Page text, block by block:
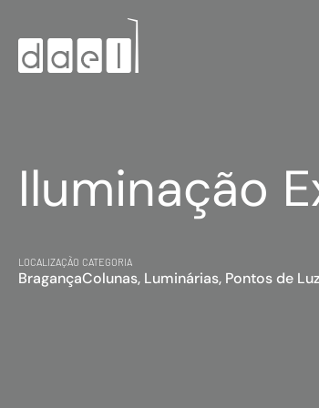
Iluminação
LOCALIZAÇÃO
Bragança
CATEGORIA
Colunas, Luminárias, Pontos de Luz